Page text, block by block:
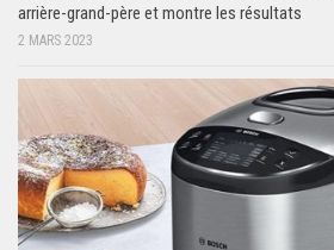
arrière-grand-père et montre les résultats
2 MARS 2023